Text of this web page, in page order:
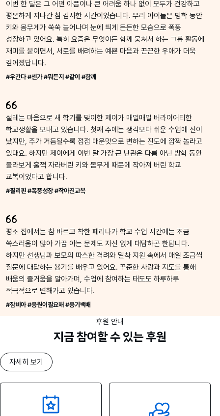
이번 한 달은 그 어떤 아픔이나 큰 어려움 하나 없이 모두가 건강하고
평온하게 지나간 참 감사한 시간이었습니다. 우리 아이들은 방학 동안
키와 몸무게가 쑥쑥 늘어나며 눈에 띄게 든든한 모습으로 폭풍
성장하고 있어요. 특히 요즘은 무엇이든 함께 뭉쳐서 하는 그룹 활동에
재미를 붙이면서, 서로를 배려하는 예쁜 마음과 끈끈한 우애가 더욱
깊어졌답니다.
#우간다 #센가 #뭐든지 #같이 #함께
설레는 마음으로 새 학기를 맞이한 제이가 매일매일 버라이어티한
학교생활을 보내고 있습니다. 첫째 주에는 생각보다 쉬운 수업에 신이
났지만, 주가 거듭될수록 점점 매운맛으로 변하는 진도에 깜짝 놀라고
있대요. 하지만 제이에게 이번 달 가장 큰 난관은 다름 아닌 방학 동안
몰라보게 훌쩍 자라버린 키와 몸무게 때문에 작아져 버린 학교
교복이었다고 합니다.
#필리핀 #폭풍성장 #작아진교복
평소 집에서는 참 바르고 착한 페리나가 학교 수업 시간에는 조금
쑥스러움이 많아 가끔 아는 문제도 자신 없게 대답하곤 한답니다.
하지만 선생님과 보모의 따스한 격려와 밀착 지원 속에서 매일 조금씩
질문에 대답하는 용기를 배우고 있어요. 꾸준한 사랑과 지도를 통해
배움의 즐거움을 알아가며, 수업에 참여하는 태도도 하루하루
적극적으로 변해가고 있습니다.
#잠비아 #응원이필요해 #용기백배
후원 안내
지금 참여할 수 있는 후원
자세히 보기